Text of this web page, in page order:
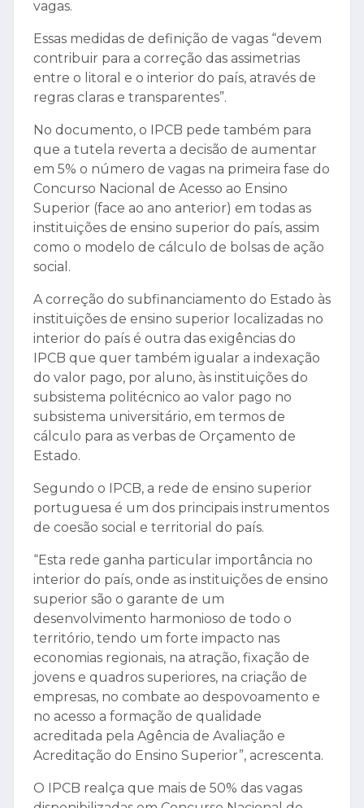
vagas.
Essas medidas de definição de vagas “devem
contribuir para a correção das assimetrias
entre o litoral e o interior do país, através de
regras claras e transparentes”.
No documento, o IPCB pede também para
que a tutela reverta a decisão de aumentar
em 5% o número de vagas na primeira fase do
Concurso Nacional de Acesso ao Ensino
Superior (face ao ano anterior) em todas as
instituições de ensino superior do país, assim
como o modelo de cálculo de bolsas de ação
social.
A correção do subfinanciamento do Estado às
instituições de ensino superior localizadas no
interior do país é outra das exigências do
IPCB que quer também igualar a indexação
do valor pago, por aluno, às instituições do
subsistema politécnico ao valor pago no
subsistema universitário, em termos de
cálculo para as verbas de Orçamento de
Estado.
Segundo o IPCB, a rede de ensino superior
portuguesa é um dos principais instrumentos
de coesão social e territorial do país.
“Esta rede ganha particular importância no
interior do país, onde as instituições de ensino
superior são o garante de um
desenvolvimento harmonioso de todo o
território, tendo um forte impacto nas
economias regionais, na atração, fixação de
jovens e quadros superiores, na criação de
empresas, no combate ao despovoamento e
no acesso a formação de qualidade
acreditada pela Agência de Avaliação e
Acreditação do Ensino Superior”, acrescenta.
O IPCB realça que mais de 50% das vagas